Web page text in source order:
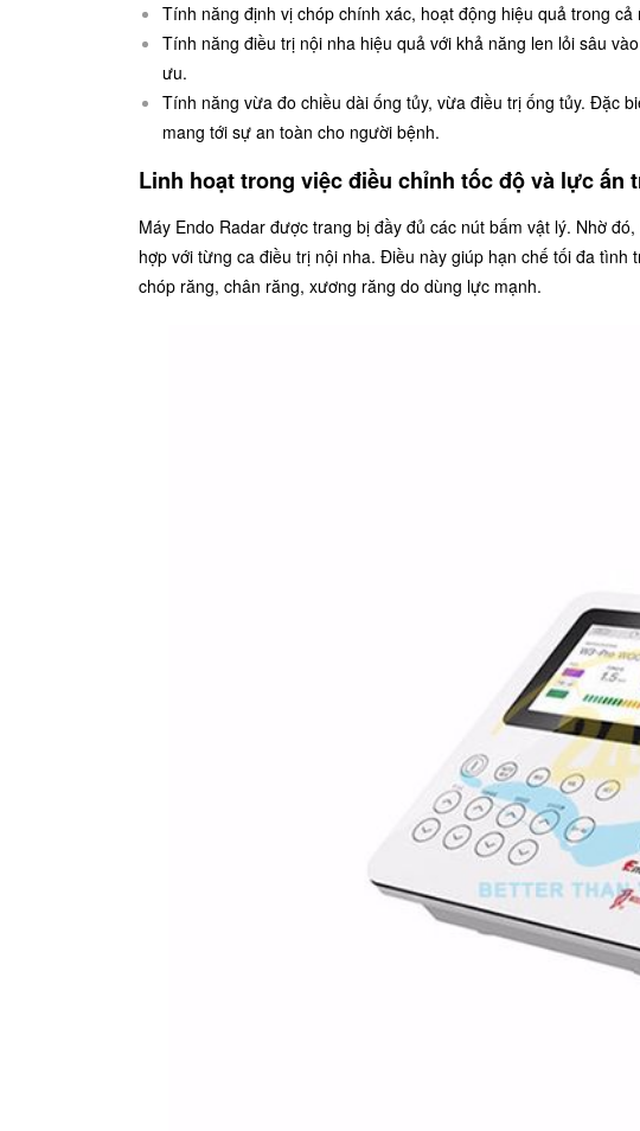
Tính năng định vị chóp chính xác, hoạt động hiệu quả trong
Tính năng điều trị nội nha hiệu quả với khả năng len lỏi sâu
ưu.
Tính năng vừa đo chiều dài ống tủy, vừa điều trị ống tủy. Đặc
mang tới sự an toàn cho người bệnh.
Linh hoạt trong việc điều chỉnh tốc độ và lực ấn
Máy Endo Radar được trang bị đầy đủ các nút bấm vật lý. Nhờ
hợp với từng ca điều trị nội nha. Điều này giúp hạn chế tối đa
chóp răng, chân răng, xương răng do dùng lực mạnh.